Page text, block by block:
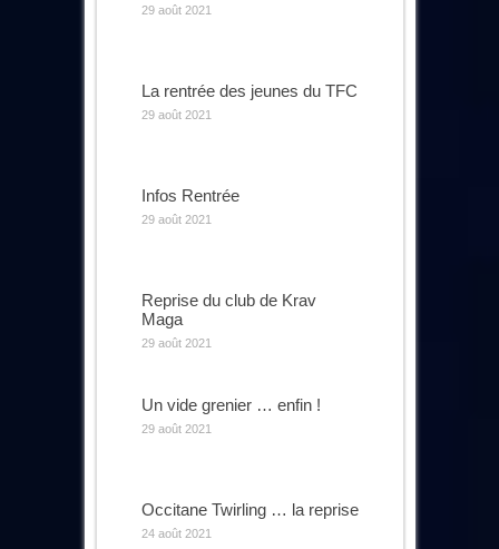
29 août 2021
La rentrée des jeunes du TFC
29 août 2021
Infos Rentrée
29 août 2021
Reprise du club de Krav
Maga
29 août 2021
Un vide grenier … enfin !
29 août 2021
Occitane Twirling … la reprise
24 août 2021